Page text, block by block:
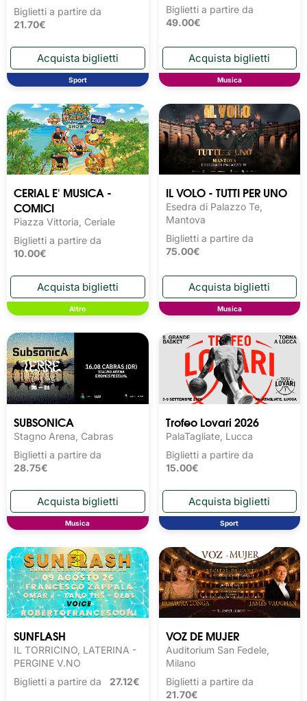
Biglietti a partire da
21.70€
Sport
Biglietti a partire da
49.00€
Musica
CERIAL E' MUSICA -
COMICI
Piazza Vittoria, Ceriale
Biglietti a partire da
10.00€
Altro
IL VOLO - TUTTI PER UNO
Esedra di Palazzo Te,
Mantova
Biglietti a partire da
75.00€
Musica
SUBSONICA
Stagno Arena, Cabras
Biglietti a partire da
28.75€
Musica
Trofeo Lovari 2026
PalaTagliate, Lucca
Biglietti a partire da
15.00€
Sport
SUNFLASH
IL TORRICINO, LATERINA -
PERGINE V.NO
Biglietti a partire da 27.12€
VOZ DE MUJER
Auditorium San Fedele,
Milano
Biglietti a partire da
21.70€